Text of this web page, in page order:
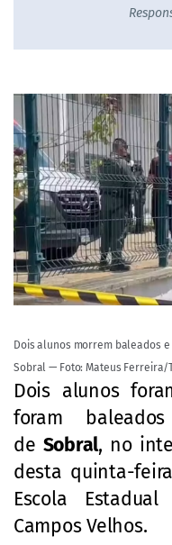
Dois alunos morrem baleados
Sobral — Foto: Mateus Ferreira/
Dois alunos
foram
de Sobral, no
desta quinta-
Escola
Campos Velhos.